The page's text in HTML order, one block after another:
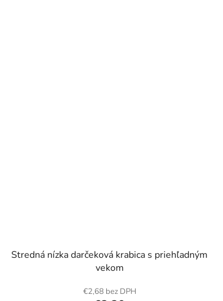
Stredná nízka darčeková krabica s priehľadným
vekom
€2,68 bez DPH